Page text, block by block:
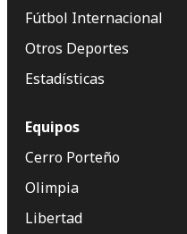
Fútbol Internacional
Otros Deportes
Estadísticas
Equipos
Cerro Porteño
Olimpia
Libertad